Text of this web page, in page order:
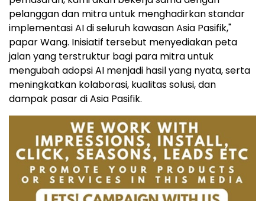
pelanggan dan mitra untuk menghadirkan standar
implementasi AI di seluruh kawasan Asia Pasifik,"
papar Wang. Inisiatif tersebut menyediakan peta
jalan yang terstruktur bagi para mitra untuk
mengubah adopsi AI menjadi hasil yang nyata, serta
meningkatkan kolaborasi, kualitas solusi, dan
dampak pasar di Asia Pasifik.